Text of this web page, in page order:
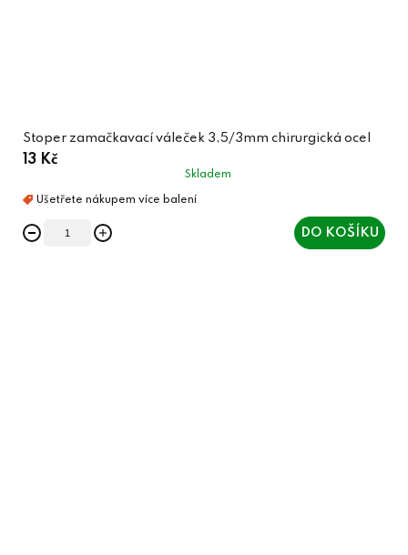
Stoper zamačkavací váleček 3,5/3mm chirurgická ocel
13 Kč
Skladem
DO KOŠÍKU